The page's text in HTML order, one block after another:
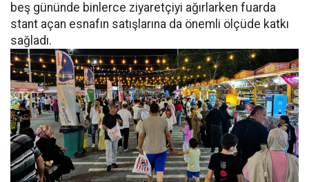
beş gününde binlerce ziyaretçiyi ağırlarken fuarda
stant açan esnafın satışlarına da önemli ölçüde katkı
sağladı.